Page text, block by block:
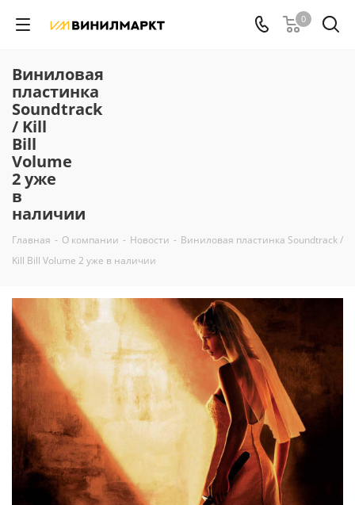
0
Виниловая
пластинка
Soundtrack
/ Kill
Bill
Volume
2 уже
в
наличии
Главная - О компании - Новости - Виниловая пластинка Soundtrack /
Kill Bill Volume 2 уже в наличии